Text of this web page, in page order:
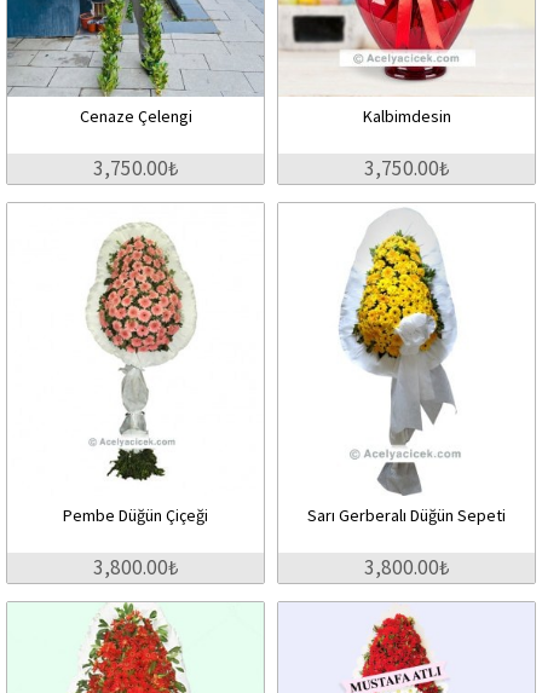
Cenaze Çelengi
3,750.00₺
Kalbimdesin
3,750.00₺
Pembe Düğün Çiçeği
3,800.00₺
Sarı Gerberalı Düğün Sepeti
3,800.00₺